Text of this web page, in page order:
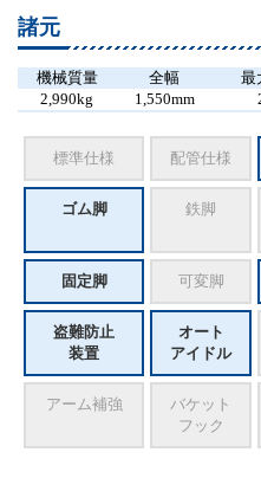
諸元
機械質量 全幅 最
2,990kg
1,550mm
標準仕様 配管仕様
ゴム脚 鉄脚
固定脚 可変脚
盗難防止
装置
オート
アイドル
アーム補強
バケット
フック